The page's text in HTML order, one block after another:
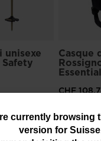
currently browsing
version for Suisse
unisexe Casque
CHF